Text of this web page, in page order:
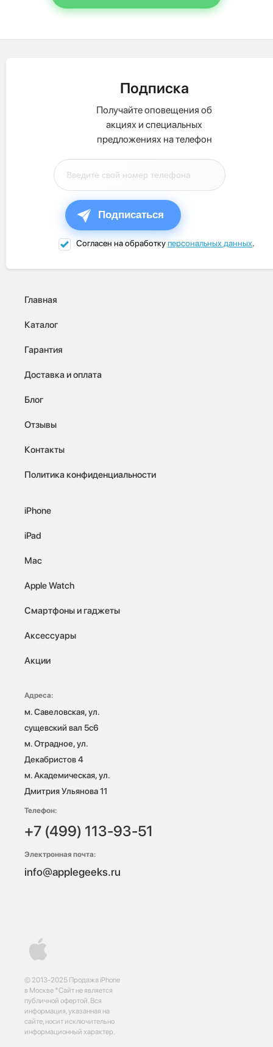
Подписка
Получайте оповещения об
акциях и специальных
предложениях на телефон
Подписаться
Согласен на обработкуперсональных данных.
© 2013-2025 Продажа iPhone
в Москве *Сайт не является
публичной офертой. Вся
информация, указанная на
сайте, носит исключительно
информационный характер.
Главная
Каталог
Гарантия
Доставка и оплата
Блог
Отзывы
Контакты
Политика конфиденциальности
iPhone
iPad
Mac
Apple Watch
Смартфоны и гаджеты
Аксессуары
Акции
Адреса:
м. Савеловская, ул.
сущевский вал 5с6
м. Отрадное, ул.
Декабристов 4
м. Академическая, ул.
Дмитрия Ульянова 11
Телефон:
+7 (499) 113-93-51
Электронная почта:
info@applegeeks.ru